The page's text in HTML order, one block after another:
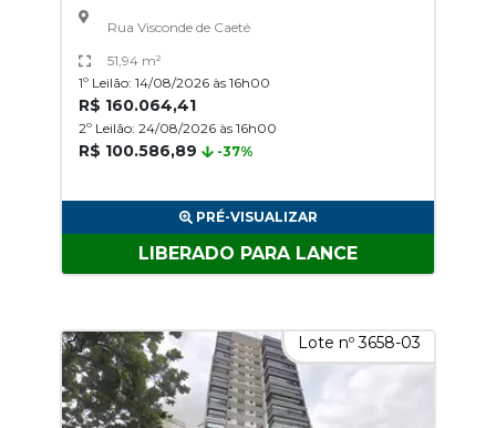
Rua Visconde de Caeté
51,94 m²
1º Leilão: 14/08/2026 às 16h00
R$ 160.064,41
2º Leilão: 24/08/2026 às 16h00
R$ 100.586,89 -37%
PRÉ-VISUALIZAR
LIBERADO PARA LANCE
Lote nº 3658-03